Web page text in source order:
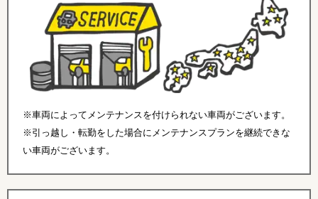
※車両によってメンテナンスを付けられない車両がございます。
※引っ越し・転勤をした場合にメンテナンスプランを継続できな
い車両がございます。